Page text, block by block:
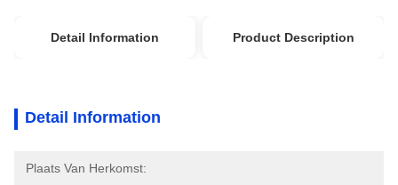
Detail Information Product Description
Detail Information
Plaats Van Herkomst: